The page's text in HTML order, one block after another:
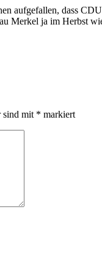
aufgefallen, dass
Merkel ja im Herbst
sind mit * markiert